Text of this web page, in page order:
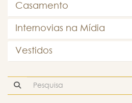
Casamento
Internovias na Mídia
Vestidos